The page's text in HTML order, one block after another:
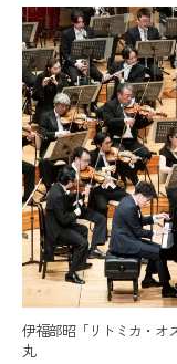
伊福部昭「リトミカ・
丸